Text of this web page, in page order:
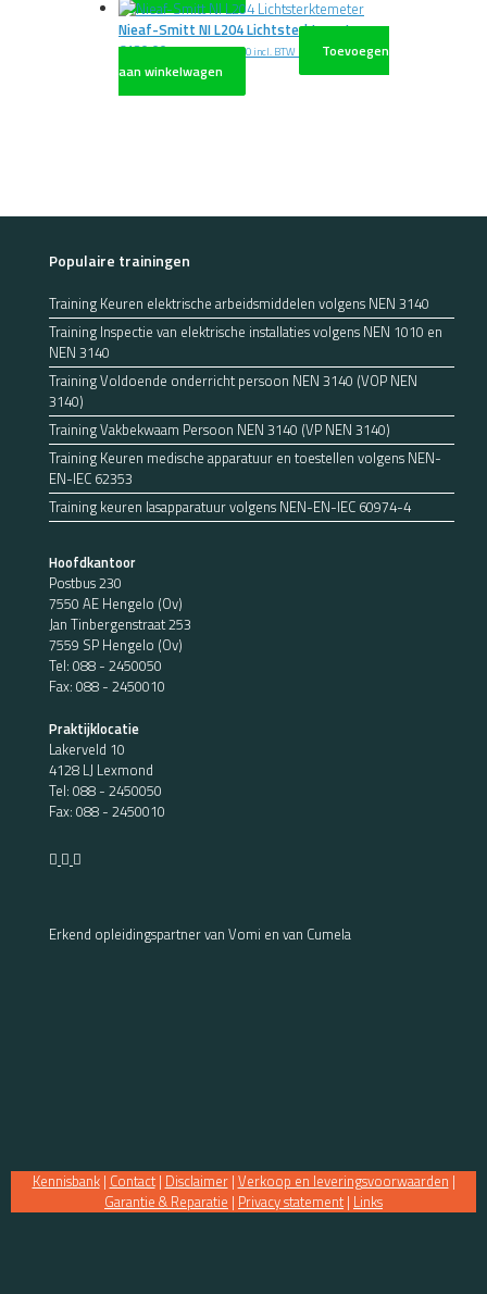
Nieaf-Smitt NI L204 Lichtsterktemeter
€120,00 excl. BTW€145,20 incl. BTW
Toevoegen
aan winkelwagen
Populaire trainingen
Training Keuren elektrische arbeidsmiddelen volgens NEN 3140
Training Inspectie van elektrische installaties volgens NEN 1010 en
NEN 3140
Training Voldoende onderricht persoon NEN 3140 (VOP NEN
3140)
Training Vakbekwaam Persoon NEN 3140 (VP NEN 3140)
Training Keuren medische apparatuur en toestellen volgens NEN-
EN-IEC 62353
Training keuren lasapparatuur volgens NEN-EN-IEC 60974-4
Hoofdkantoor
Postbus 230
7550 AE Hengelo (Ov)
Jan Tinbergenstraat 253
7559 SP Hengelo (Ov)
Tel: 088 - 2450050
Fax: 088 - 2450010
Praktijklocatie
Lakerveld 10
4128 LJ Lexmond
Tel: 088 - 2450050
Fax: 088 - 2450010
Erkend opleidingspartner van Vomi en van Cumela
Kennisbank| Contact| Disclaimer| Verkoop en leveringsvoorwaarden |
Garantie & Reparatie | Privacy statement | Links